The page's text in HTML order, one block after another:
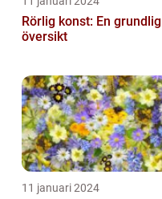
Rörlig konst: En grundlig
översikt
11 januari 2024